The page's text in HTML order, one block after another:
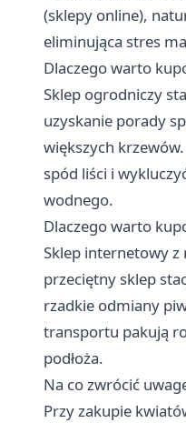
(sklepy online),
eliminująca stres
Dlaczego warto
Sklep ogrodniczy
uzyskanie porady
większych
spód liści i
wodnego.
Dlaczego warto
Sklep internetowy z
przeciętny sklep
rzadkie odmiany
transportu pakują
podłoża.
Na co zwrócić
Przy zakupie